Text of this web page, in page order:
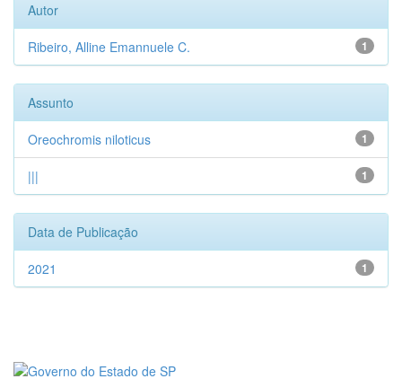
Autor
1
Ribeiro, Alline Emannuele C.
Assunto
1
Oreochromis niloticus
1
|||
Data de Publicação
1
2021